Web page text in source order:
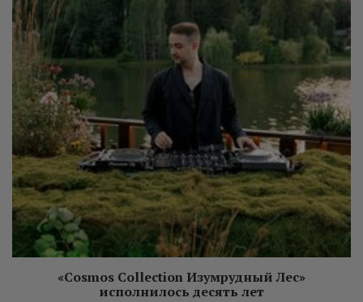
«Cosmos Collection Изумрудный Лес»
исполнилось десять лет